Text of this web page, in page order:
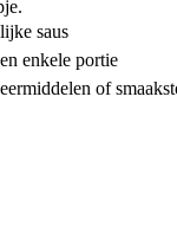
saus
enkele portie
of